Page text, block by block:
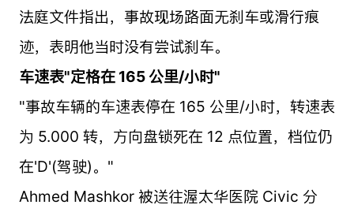
法庭文件指出，事故现场路面无刹车或滑行痕
迹，表明他当时没有尝试刹车。
车速表"定格在 165 公里/小时"
"事故车辆的车速表停在 165 公里/小时，转速表
为 5.000 转，方向盘锁死在 12 点位置，档位仍
在'D'(驾驶)。"
Ahmed Mashkor 被送往渥太华医院 Civic 分